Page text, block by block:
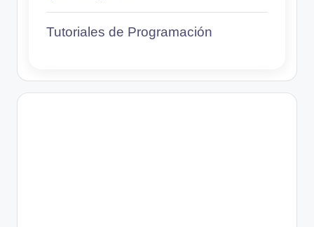
Tutoriales de Programación